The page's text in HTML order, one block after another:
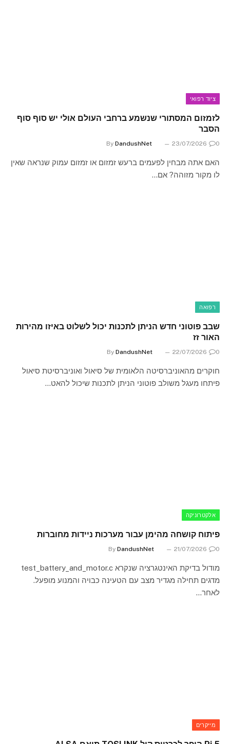
ציוד רפואי
לזמזום המסתורי שנשמע ברחבי העולם אולי יש סוף סוף
הסבר
By DandushNet 23/07/2026 0
האם אתה מבחין לפעמים ברעש זמזום או זמזום עמוק שנראה שאין
לו מקור מזוהה? אם…
רפואה
שבב פוטוני חדש הניתן לתכנות יכול לשלוט באיזו מהירות
האור זז
By DandushNet 22/07/2026 0
חוקרים מהאוניברסיטה הלאומית של סיאול ואוניברסיטת סיאול
פיתחו מעגל משולב פוטוני הניתן לתכנות שיכול להאט…
אלקטרוניקה
פיתוח קושחה מהימן עבור מערכות ניידות מחוברות
By DandushNet 21/07/2026 0
מודול בדיקת האינטגרציה שנקרא test_battery_and_motor.c
מדגים תחילה מגדיר מצב עם הטעינה כבויה והמנוע מופעל.
לאחר…
מייקרים